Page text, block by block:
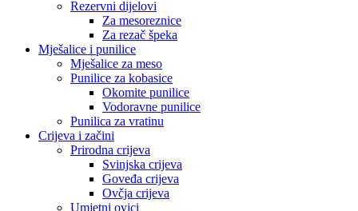
Rezervni dijelovi
Za mesoreznice
Za rezač špeka
Mješalice i punilice
Mješalice za meso
Punilice za kobasice
Okomite punilice
Vodoravne punilice
Punilica za vratinu
Crijeva i začini
Prirodna crijeva
Svinjska crijeva
Goveđa crijeva
Ovčja crijeva
Umjetni ovici